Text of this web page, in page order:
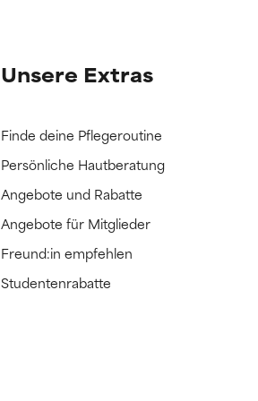
Unsere Extras
Finde deine Pflegeroutine
Persönliche Hautberatung
Angebote und Rabatte
Angebote für Mitglieder
Freund:in empfehlen
Studentenrabatte